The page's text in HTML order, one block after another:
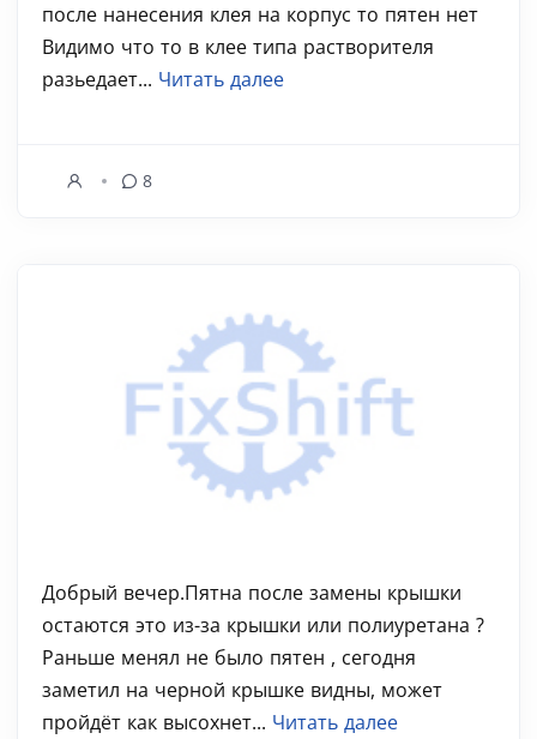
после нанесения клея на корпус то пятен нет
Видимо что то в клее типа растворителя
разьедает... Читать далее
8
Добрый вечер.Пятна после замены крышки
остаются это из-за крышки или полиуретана ?
Раньше менял не было пятен , сегодня
заметил на черной крышке видны, может
пройдёт как высохнет... Читать далее